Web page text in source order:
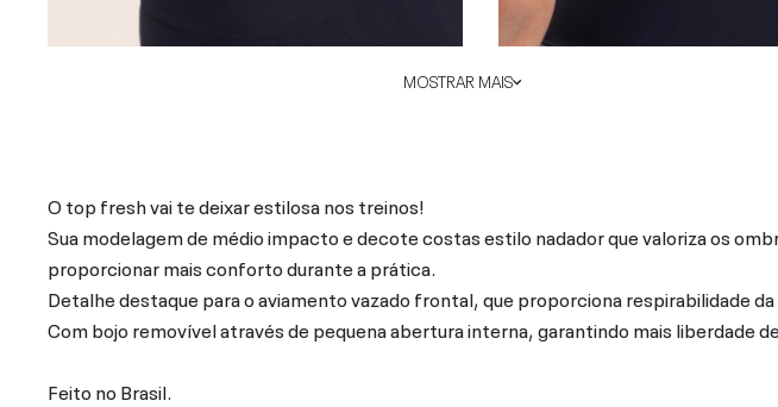
MOSTRAR MAIS
O top fresh vai te deixar estilosa nos treinos!
Sua modelagem de médio impacto e decote costas estilo nadador que valoriza os
proporcionar mais conforto durante a prática.
Detalhe destaque para o aviamento vazado frontal, que proporciona respirabilidade
Com bojo removível através de pequena abertura interna, garantindo mais liberdade
Feito no Brasil.